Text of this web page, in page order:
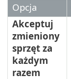
Opcja
Akceptuj
zmieniony
sprzęt za
każdym
razem